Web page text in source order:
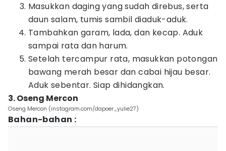
Masukkan daging yang sudah direbus, serta
daun salam, tumis sambil diaduk-aduk.
Tambahkan garam, lada, dan kecap. Aduk
sampai rata dan harum.
Setelah tercampur rata, masukkan potongan
bawang merah besar dan cabai hijau besar.
Aduk sebentar. Siap dihidangkan.
3. Oseng Mercon
Oseng Mercon (instagram.com/dapoer_yulie27)
Bahan-bahan :